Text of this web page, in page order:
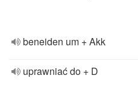
beneiden um + Akk
uprawniać do + D